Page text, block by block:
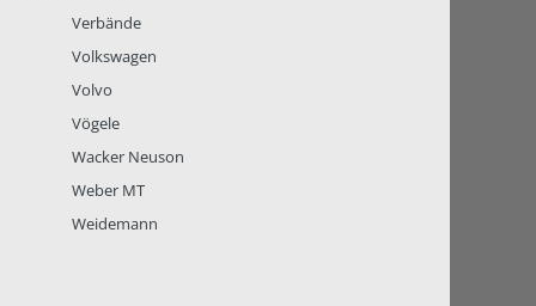
Verbände
Volkswagen
Volvo
Vögele
Wacker Neuson
Weber MT
Weidemann